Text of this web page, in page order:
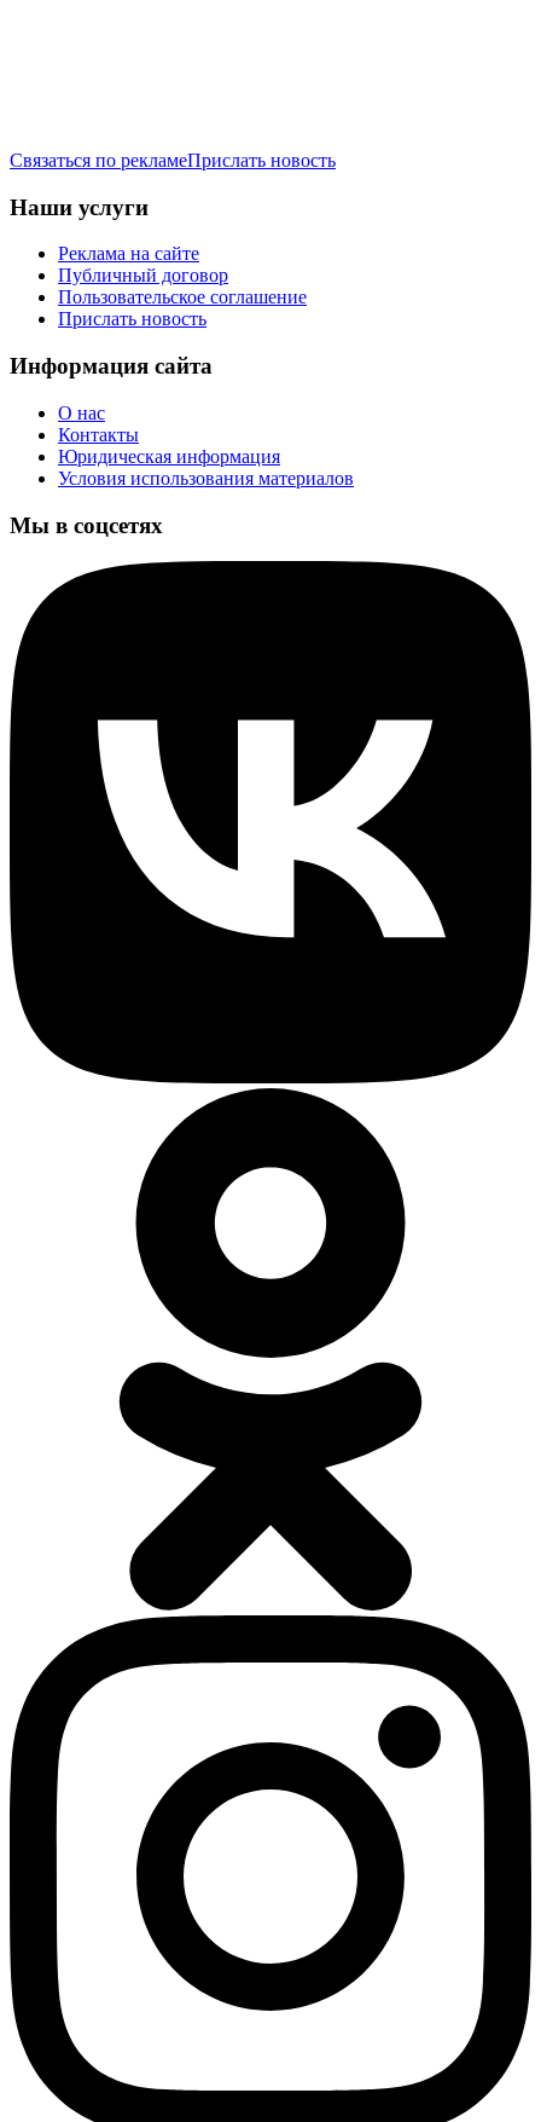
Связаться по рекламеПрислать новость
Наши услуги
Реклама на сайте
Публичный договор
Пользовательское соглашение
Прислать новость
Информация сайта
О нас
Контакты
Юридическая информация
Условия использования материалов
Мы в соцсетях